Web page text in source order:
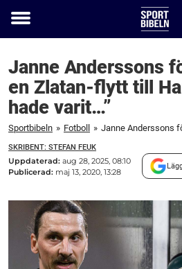
Toggle
Janne Anderssons
en Zlatan-flytt till
hade varit…”
Sportbibeln » Fotboll »
SKRIBENT: STEFAN FEUK
Uppdaterad: aug 28, 2025, 08:10
Publicerad: maj 13, 2020, 13:28